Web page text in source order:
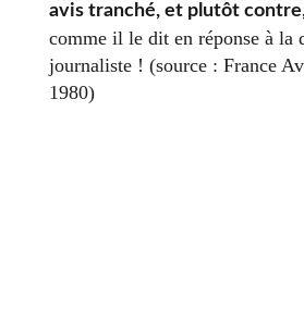
avis tranché, et plutôt
comme il le dit en réponse à la
journaliste ! (source : France
1980)